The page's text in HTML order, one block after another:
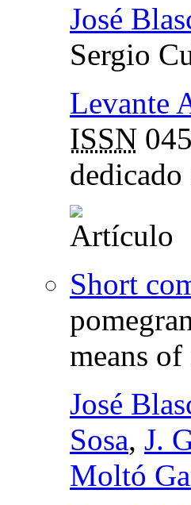
José
Sergio
Levante
ISSN
Short
means
José
Sosa, J.
Moltó